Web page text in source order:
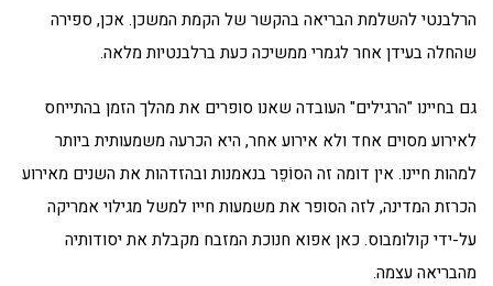
הרלבנטי להשלמת הבריאה בהקשר של הקמת המשכן. אכן, ספירה
שהחלה בעידן אחר לגמרי ממשיכה כעת ברלבנטיות מלאה.
גם בחיינו "הרגילים" העובדה שאנו סופרים את מהלך הזמן בהתייחס
לאירוע מסוים אחד ולא אירוע אחר, היא הכרעה משמעותית ביותר
למהות חיינו. אין דומה זה הסוֹפֵר בנאמנות ובהזדהות את השנים מאירוע
הכרזת המדינה, לזה הסופר את משמעות חייו למשל מגילוי אמריקה
על-ידי קולומבוס. כאן אפוא חנוכת המזבח מקבלת את יסודותיה
מהבריאה עצמה.